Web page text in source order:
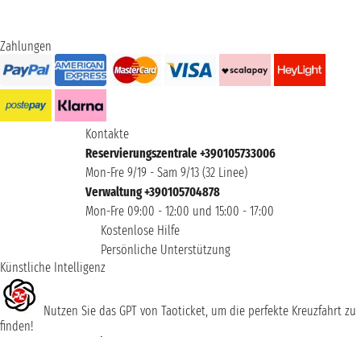
Zahlungen
Kontakte
Reservierungszentrale +390105733006
Mon-Fre 9/19 - Sam 9/13 (32 Linee)
Verwaltung +390105704878
Mon-Fre 09:00 - 12:00 und 15:00 - 17:00
Kostenlose Hilfe
Persönliche Unterstützung
Künstliche Intelligenz
Nutzen Sie das GPT von Taoticket, um die perfekte Kreuzfahrt zu
finden!